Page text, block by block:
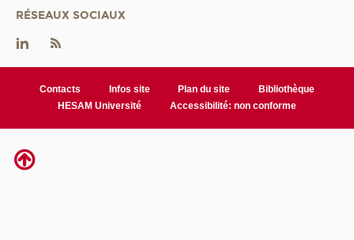
RÉSEAUX SOCIAUX
Contacts Infos site Plan du site
Bibliothèque
HESAM Université
Accessibilité: non conforme